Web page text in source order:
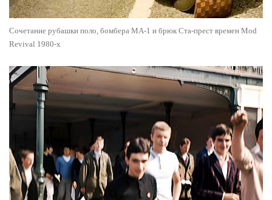
Сочетание рубашки поло, бомбера MA-1 и брюк Ста-прест времен Mod
Revival 1980-х